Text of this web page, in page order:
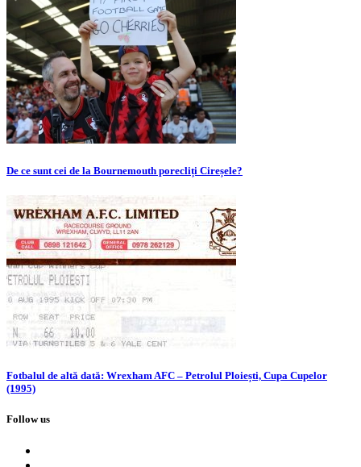
De ce sunt cei de la Bournemouth porecliți Cireșele?
Fotbalul de altă dată: Wrexham AFC – Petrolul Ploiești, Cupa Cupelor
(1995)
Follow us